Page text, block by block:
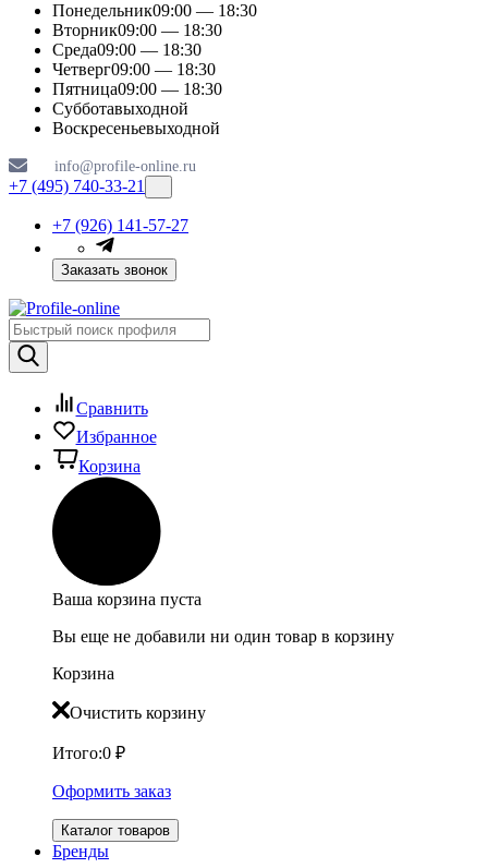
Понедельник09:00 — 18:30
Вторник09:00 — 18:30
Среда09:00 — 18:30
Четверг09:00 — 18:30
Пятница09:00 — 18:30
Субботавыходной
Воскресеньевыходной
info@profile-online.ru
+7 (495) 740-33-21
+7 (926) 141-57-27
Заказать звонок
Сравнить
Избранное
Корзина
Ваша корзина пуста
Вы еще не добавили ни один товар в корзину
Корзина
Очистить корзину
Итого:0 ₽
Оформить заказ
Каталог товаров
Бренды